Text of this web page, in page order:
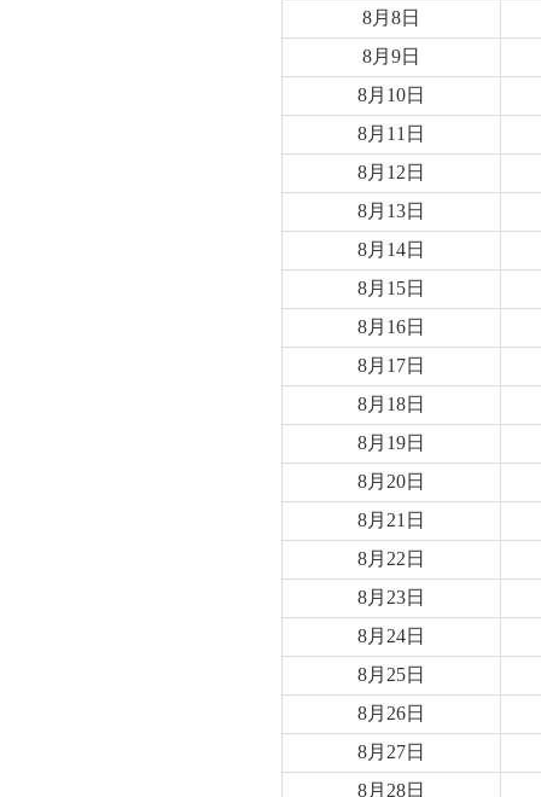
8月8日
8月9日
8月10日
8月11日
8月12日
8月13日
8月14日
8月15日
8月16日
8月17日
8月18日
8月19日
8月20日
8月21日
8月22日
8月23日
8月24日
8月25日
8月26日
8月27日
8月28日